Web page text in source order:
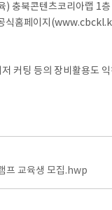
충북콘텐츠코리아랩 1
식홈페이지
커팅 등의 장비활용도
프 교육생 모집.hwp